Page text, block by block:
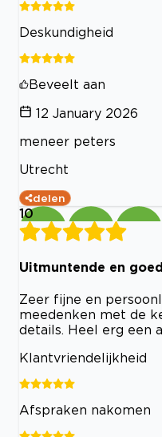
Deskundigheid
Beveelt aan
12 January 2026
meneer peters
Utrecht
delen
10
Uitmuntende en
Zeer fijne en
meedenken met de
details. Heel erg een
Klantvriendelijkheid
Afspraken nakomen